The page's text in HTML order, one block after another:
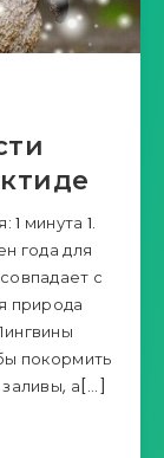
минута 1.
года для
с
природа
покормить
а[…]